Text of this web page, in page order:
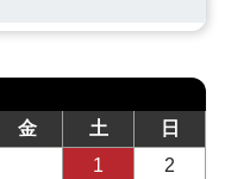
金 土
日
1
2